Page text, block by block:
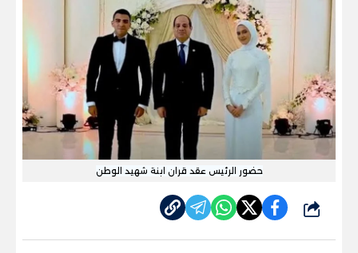
حضور الرئيس عقد قران ابنة شهيد الوطن
شارك